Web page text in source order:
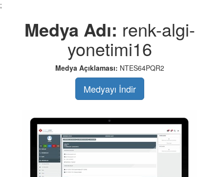
;
Medya Adı: renk-algi-
yonetimi16
Medya Açıklaması: NTES64PQR2
Medyayı İndir